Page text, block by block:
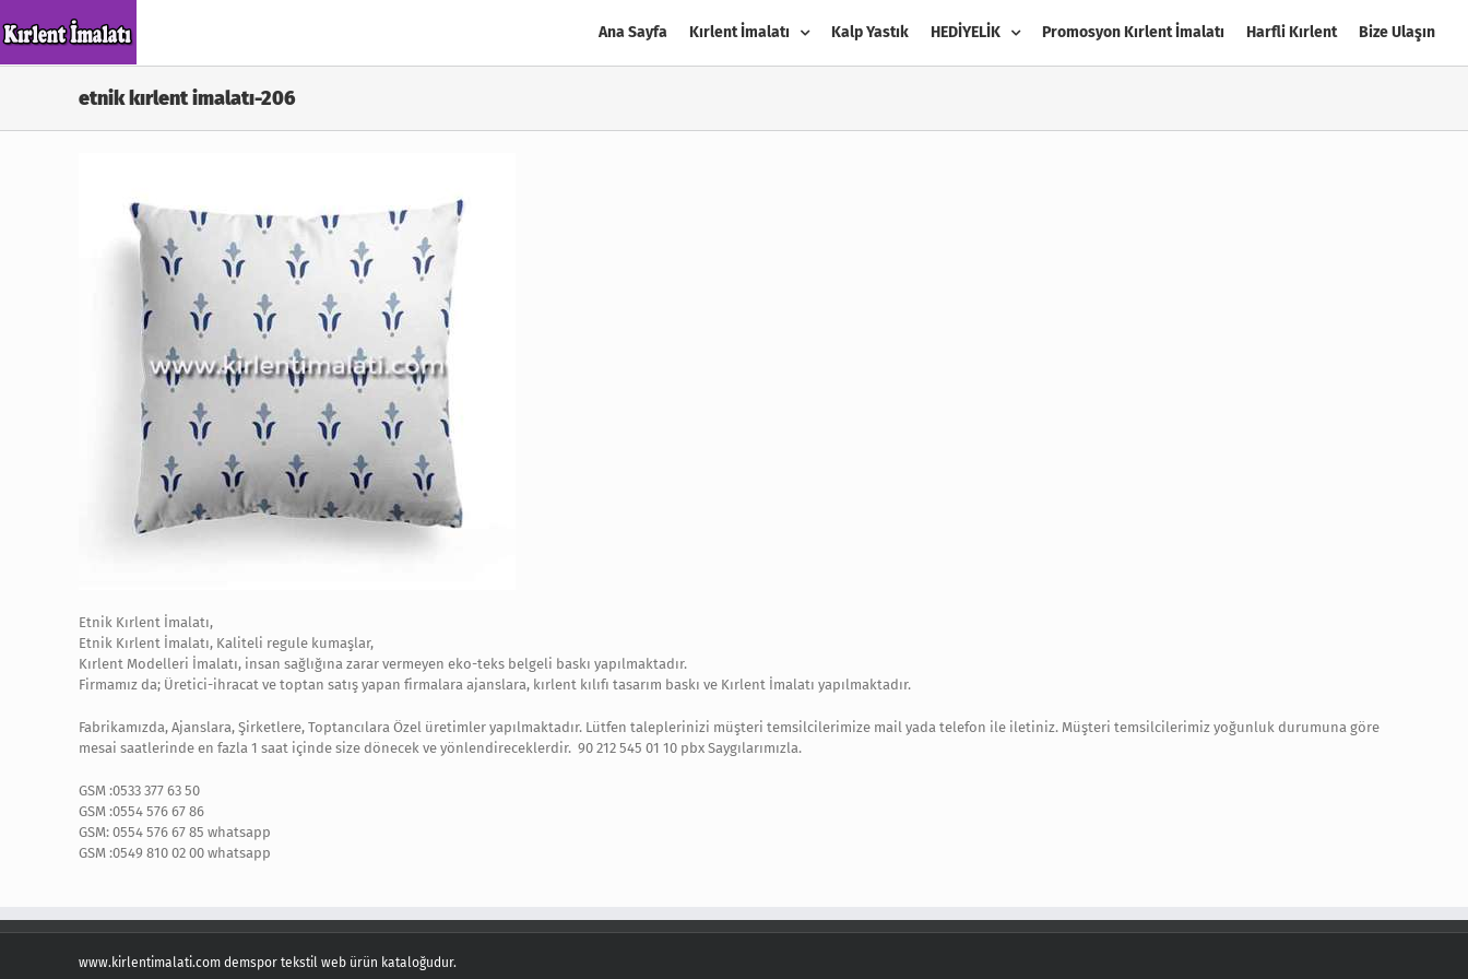
to
content
Ana Sayfa Kırlent İmalatı Kalp Yastık HEDİYELİK Promosyon Kırlent İmalatı Harfli Kırlent Bize Ulaşın
etnik kırlent imalatı-206
Etnik Kırlent İmalatı,
Etnik Kırlent İmalatı, Kaliteli regule kumaşlar,
Kırlent Modelleri İmalatı, insan sağlığına zarar vermeyen eko-teks belgeli baskı yapılmaktadır.
Firmamız da; Üretici-ihracat ve toptan satış yapan firmalara ajanslara, kırlent kılıfı tasarım baskı ve Kırlent İmalatı yapılmaktadır.
Fabrikamızda, Ajanslara, Şirketlere, Toptancılara Özel üretimler yapılmaktadır. Lütfen taleplerinizi müşteri temsilcilerimize mail yada telefon ile iletiniz. Müşteri temsilcilerimiz yoğunluk durumuna göre
mesai saatlerinde en fazla 1 saat içinde size dönecek ve yönlendireceklerdir. 90 212 545 01 10 pbx Saygılarımızla.
GSM :0533 377 63 50
GSM :0554 576 67 86
GSM: 0554 576 67 85 whatsapp
GSM :0549 810 02 00 whatsapp
www.kirlentimalati.com demspor tekstil web ürün kataloğudur.